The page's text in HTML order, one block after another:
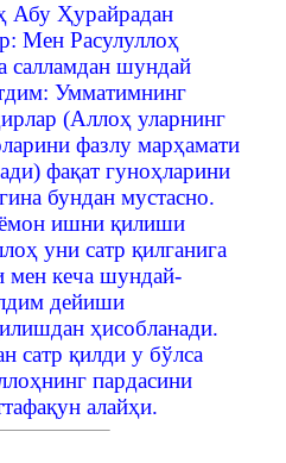
Абу Ҳурайрадан
Мен Расулуллоҳ
салламдан шундай
Умматимнинг
(Аллоҳ уларнинг
фазлу марҳамати
фақат гуноҳларини
бундан мустасно.
ишни қилиши
уни сатр қилганига
мен кеча шундай-
дейиши
ҳисобланади.
сатр қилди у бўлса
пардасини
алайҳи.